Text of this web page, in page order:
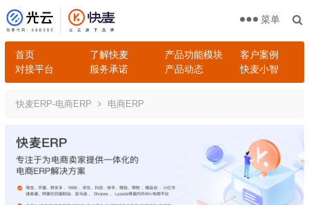
首页 了解快麦 产品功能模块
客户案例
对接平台
服务承诺 产品动态 快麦小智
菜单
快麦ERP-电商ERP 电商ERP